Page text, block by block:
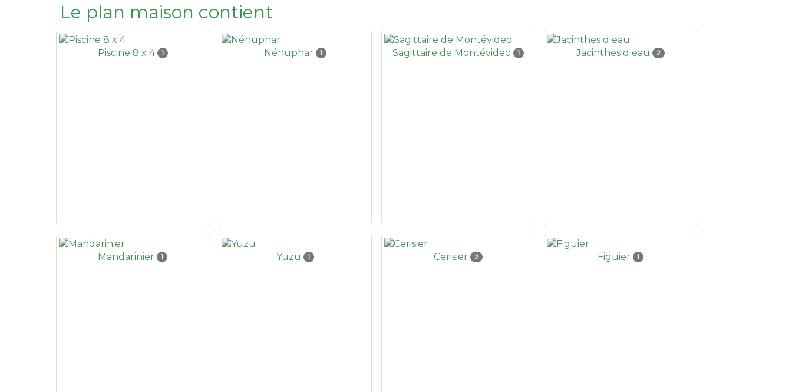
Le plan maison contient
Piscine 8 x 4 1 Nénuphar 1 Sagittaire de Montévideo 1 Jacinthes d eau 2
Mandarinier 1 Yuzu 1 Cerisier 2 Figuier 1